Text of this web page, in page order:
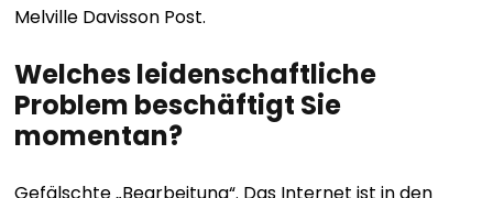
Melville Davisson Post.
Welches leidenschaftliche
Problem beschäftigt Sie
momentan?